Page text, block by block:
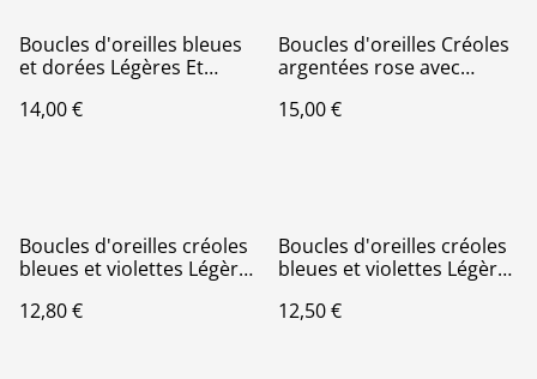
Boucles d'oreilles bleues
et dorées Légères Et
14,00 €
Boucles d'oreilles Créoles
argentées rose avec
Hypoallergénique
15,00 €
Boucles d'oreilles créoles
bleues et violettes Légères
12,80 €
Boucles d'oreilles créoles
bleues et violettes Légères
12,50 €